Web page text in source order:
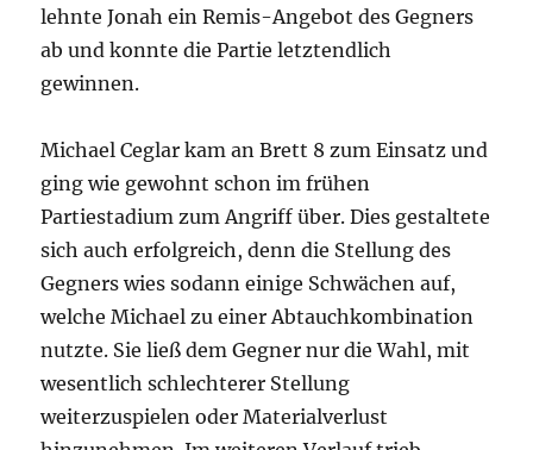
lehnte Jonah ein Remis-Angebot des Gegners
ab und konnte die Partie letztendlich
gewinnen.
Michael Ceglar kam an Brett 8 zum Einsatz und
ging wie gewohnt schon im frühen
Partiestadium zum Angriff über. Dies gestaltete
sich auch erfolgreich, denn die Stellung des
Gegners wies sodann einige Schwächen auf,
welche Michael zu einer Abtauchkombination
nutzte. Sie ließ dem Gegner nur die Wahl, mit
wesentlich schlechterer Stellung
weiterzuspielen oder Materialverlust